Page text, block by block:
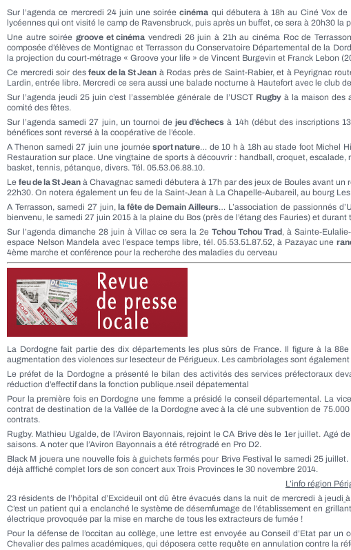
Sur l’agenda ce mercredi 24 juin une soiréecinéma qui débutera à 18h au Ciné Vox de
lycéennes qui ont visité le camp de Ravensbruck, puis après un buffet, ce sera à 20h30
Une autre soirée groove et cinéma vendredi 26 juin à 21h au cinéma Roc de
composée d’élèves de Montignac et Terrasson du Conservatoire Départemental de la
la projection du court-métrage « Groove your life » de Vincent Burgevin et Franck Lebon
Ce mercredi soir desfeux de la St Jean à Rodas près de Saint-Rabier, et à Peyrignac
Lardin, entrée libre. Mercredi ce sera aussi une balade nocturne à Hautefort avec le club
Sur l’agenda jeudi 25 juin c’est l’assemblée générale de l’USCT Rugby à la maison des
comité des fêtes.
Sur l’agenda samedi 27 juin, un tournoi de jeu d’échecs à 14h (début des inscriptions
bénéfices sont reversé à la coopérative de l’école.
A Thenon samedi 27 juin une journéesport nature… de 10 h à 18h au stade foot Michel
Restauration sur place. Une vingtaine de sports à découvrir : handball, croquet,
basket, tennis, pétanque, divers. Tél. 05.53.06.88.10.
Le feu de la St Jean à Chavagnac samedi débutera à 17h par des jeux de Boules avant
22h30. On notera également un feu de la Saint-Jean à La Chapelle-Aubareil, au bourg
A Terrasson, samedi 27 juin, la fête de Demain Ailleurs… L’association de passionnés
bienvenu, le samedi 27 juin 2015 à la plaine du Bos (près de l’étang des Fauries) et
Sur l’agenda dimanche 28 juin à Villac ce sera la 2e Tchou Tchou Trad, à Sainte-
espace Nelson Mandela avec l’espace temps libre, tél. 05.53.51.87.52, à Pazayac une
4ème marche et conférence pour la recherche des maladies du cerveau
La Dordogne fait partie des dix départements les plus sûrs de France. Il figure à la
augmentation des violences sur lesecteur de Périgueux. Les cambriolages sont
Le préfet de la Dordogne a présenté le bilan des activités des services préfectoraux
réduction d’effectif dans la fonction publique.nseil dépatemental
Pour la première fois en Dordogne une femme a présidé le conseil départemental. La
contrat de destination de la Vallée de la Dordogne avec à la clé une subvention de
contrats.
Rugby. Mathieu Ugalde, de l’Aviron Bayonnais, rejoint le CA Brive dès le 1er juillet. Agé
saisons. A noter que l’Aviron Bayonnais a été rétrogradé en Pro D2.
Black M jouera une nouvelle fois à guichets fermés pour Brive Festival le samedi 25
déjà afffiché complet lors de son concert aux Trois Provinces le 30 novembre 2014.
L’info région
23 résidents de l’hôpital d’Excideuil ont dû être évacués dans la nuit de mercredi à jeudi
C’est un patient qui a enclanché le système de désemfumage de l’établissement en
électrique provoquée par la mise en marche de tous les extracteurs de fumée !
Pour la défense de l’occitan au collège, une lettre est envoyée au Conseil d’Etat par
Chevalier des palmes académiques, qui déposera cette requête en annulation contre la